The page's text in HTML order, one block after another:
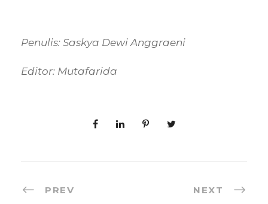
Penulis: Saskya Dewi Anggraeni
Editor: Mutafarida
PREV NEXT